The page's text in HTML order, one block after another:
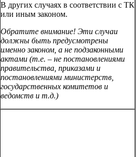
В других случаях в соответствии с ТК
или иным законом.
Обратите внимание! Эти случаи
должны быть предусмотрены
именно законом, а не подзаконными
актами (т.е. – не постановлениями
правительства, приказами и
постановлениями министерств,
государственных комитетов и
ведомств и т.д.)